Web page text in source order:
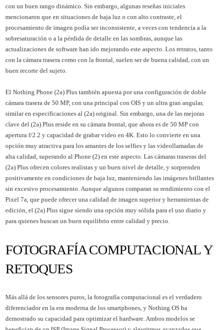
con un buen rango dinámico. Sin embargo, algunas reseñas iniciales
mencionaron que en situaciones de baja luz o con alto contraste, el
procesamiento de imagen podía ser inconsistente, a veces con tendencia a la
sobresaturación o a la pérdida de detalle en las sombras, aunque las
actualizaciones de software han ido mejorando este aspecto. Los retratos, tanto
con la cámara trasera como con la frontal, suelen ser de buena calidad, con un
buen recorte del sujeto.
El Nothing Phone (2a) Plus también apuesta por una configuración de doble
cámara trasera de 50 MP, con una principal con OIS y un ultra gran angular,
similar en especificaciones al (2a) original. Sin embargo, una de las mejoras
clave del (2a) Plus reside en su cámara frontal, que ahora es de 50 MP con
apertura f/2.2 y capacidad de grabar video en 4K. Esto lo convierte en una
opción muy atractiva para los amantes de los selfies y las videollamadas de
alta calidad, superando al Phone (2) en este aspecto. Las cámaras traseras del
(2a) Plus ofrecen colores realistas y un buen nivel de detalle, y sorprenden
positivamente en condiciones de baja luz, manteniendo las imágenes brillantes
sin excesivo procesamiento. Aunque algunos comparan su rendimiento con el
Pixel 7a, que puede ofrecer una calidad de imagen superior y herramientas de
edición, el (2a) Plus sigue siendo una opción muy sólida para el uso diario y
para quienes buscan un buen equilibrio entre calidad y precio.
FOTOGRAFÍA COMPUTACIONAL Y
RETOQUES
Más allá de los sensores puros, la fotografía computacional es el verdadero
diferenciador en la era moderna de los smartphones, y Nothing OS ha
demostrado su capacidad para optimizar el hardware. Ambos modelos se